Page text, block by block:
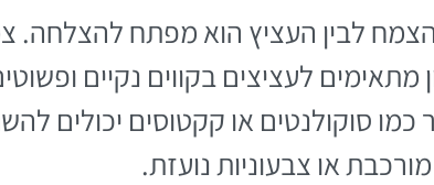
הצמח לבין העציץ הוא מפתח להצלחה.
מתאימים לעציצים בקווים נקיים
כמו סוקולנטים או קקטוסים יכולים
או צבעוניות נועזת.